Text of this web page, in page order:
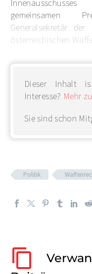
gemeinsamen
Generalsekretär
österreichischen
Dieser Inhalt
Interesse? Mehr
Sie sind schon
Politik